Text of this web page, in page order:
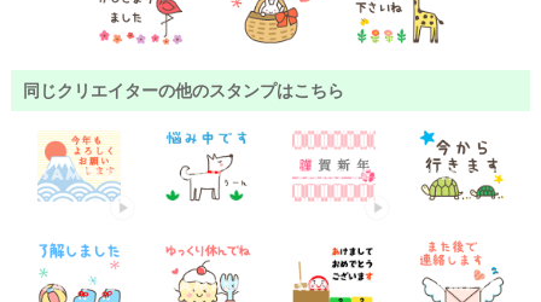
同じクリエイターの他のスタンプはこちら